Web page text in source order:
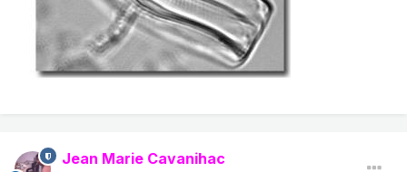
Jean Marie Cavanihac